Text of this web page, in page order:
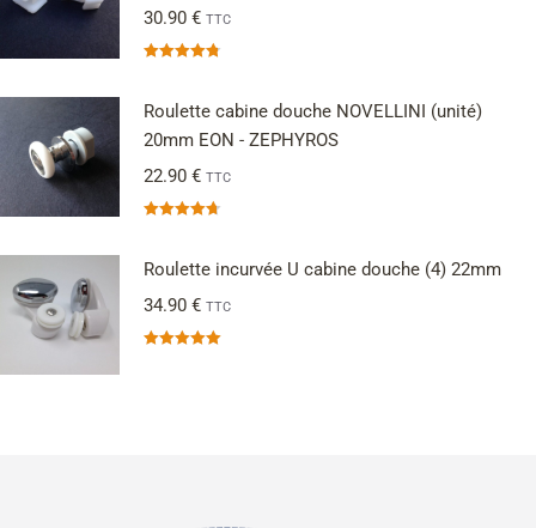
30.90 € TTC
Roulette cabine douche NOVELLINI (unité)
20mm EON - ZEPHYROS
22.90 € TTC
Roulette incurvée U cabine douche (4) 22mm
34.90 € TTC